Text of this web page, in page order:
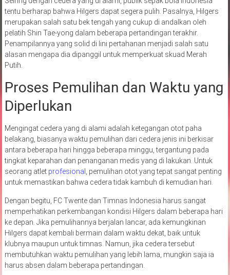
tentu berharap bahwa Hilgers dapat segera pulih. Pasalnya, Hilgers
merupakan salah satu bek tengah yang cukup di andalkan oleh
pelatih Shin Tae-yong dalam beberapa pertandingan terakhir.
Penampilannya yang solid di lini pertahanan menjadi salah satu
alasan mengapa dia dipanggil untuk memperkuat skuad Merah
Putih.
Proses Pemulihan dan Waktu yang
Diperlukan
Mengingat cedera yang di alami adalah ketegangan otot paha
belakang, biasanya waktu pemulihan dari cedera jenis ini berkisar
antara beberapa hari hingga beberapa minggu, tergantung pada
tingkat keparahan dan penanganan medis yang di lakukan. Untuk
seorang atlet profesional
, pemulihan otot yang tepat sangat penting
untuk memastikan bahwa cedera tidak kambuh di kemudian hari.
Dengan begitu, FC Twente dan Timnas Indonesia harus sangat
memperhatikan perkembangan kondisi Hilgers dalam beberapa hari
ke depan. Jika pemulihannya berjalan lancar, ada kemungkinan
Hilgers dapat kembali bermain dalam waktu dekat, baik untuk
klubnya maupun untuk timnas. Namun, jika cedera tersebut
membutuhkan waktu pemulihan yang lebih lama, mungkin saja ia
harus absen dalam beberapa pertandingan.